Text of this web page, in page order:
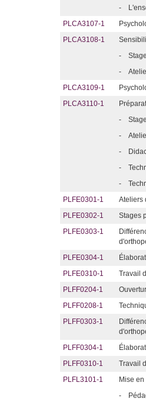
-
PLCA3107-1
PLCA3108-1
-
-
PLCA3109-1
PLCA3110-1
-
-
-
-
-
PLFE0301-1
Ateliers
PLFE0302-1
Stages
PLFE0303-1
PLFE0304-1
PLFE0310-1
Travail
PLFF0204-1
PLFF0208-1
PLFF0303-1
PLFF0304-1
PLFF0310-1
Travail
PLFL3101-1
Mise
-